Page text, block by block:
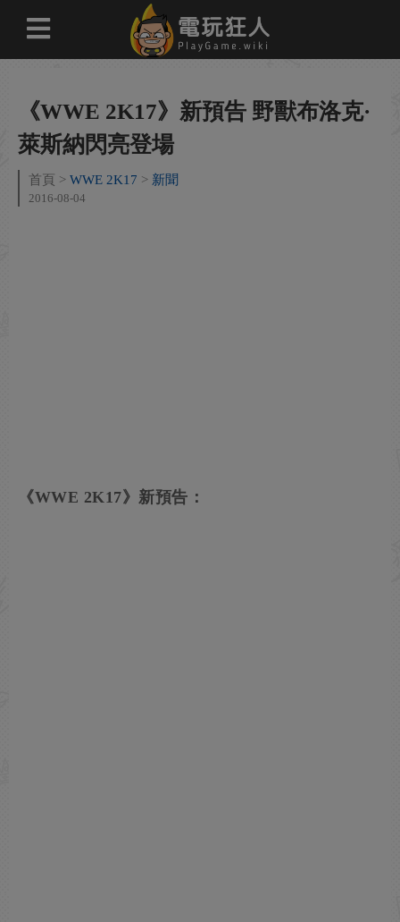
《WWE 2K17》新預告 野獸布洛克·
萊斯納閃亮登場
首頁 WWE 2K17 新聞
2016-08-04
《WWE 2K17》新預告：